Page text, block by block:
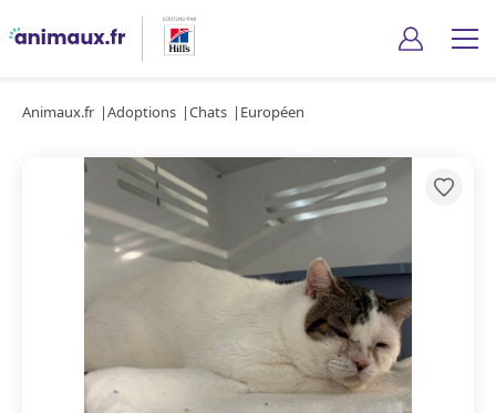
Animaux.fr Adoptions Chats Européen